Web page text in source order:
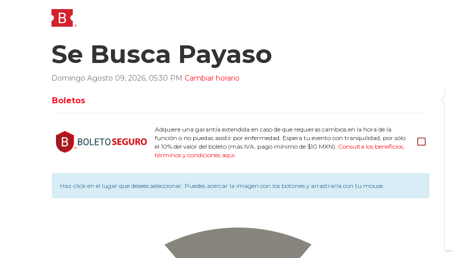
Se Busca Payaso
Domingo Agosto 09, 2026, 05:30 PM Cambiar horario
Boletos
Adquiere una garantía extendida en caso de que requieras cambios en la hora de la
función o no puedas asistir por enfermedad. Espera tu evento con tranquilidad, por sólo
el 10% del valor del boleto (más IVA, pago mínimo de $10 MXN). Consulta los beneficios,
términos y condiciones aquí.
Haz click en el lugar que desees seleccionar. Puedes acercar la imagen con los botones y arrastrarla con tu mouse.